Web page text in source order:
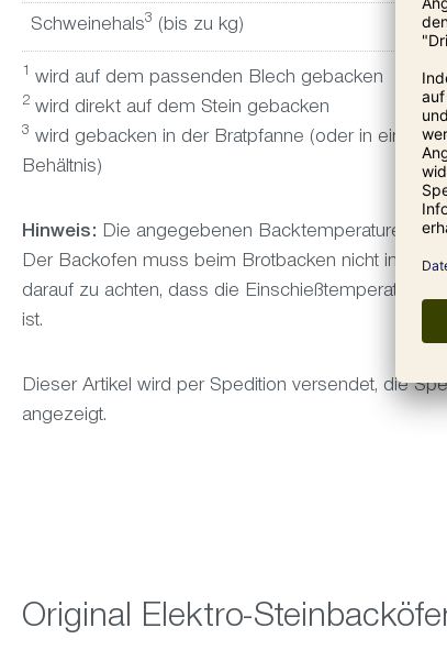
Schweinehals3 (bis zu kg)
1 wird auf dem passenden Blech gebacken
2 wird direkt auf dem Stein gebacken
3 wird gebacken in der Bratpfanne (oder in einer
Behältnis)
Hinweis: Die angegebenen Backtemperaturen
Der Backofen muss beim Brotbacken nicht immer
darauf zu achten, dass die Einschießtemperatur
ist.
Dieser Artikel wird per Spedition versendet, die
angezeigt.
Original Elektro-